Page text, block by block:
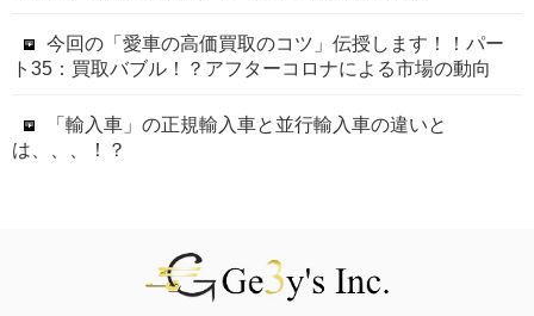
今回の「愛車の高価買取のコツ」伝授します！！パー
ト35：買取バブル！？アフターコロナによる市場の動向
「輸入車」の正規輸入車と並行輸入車の違いと
は、、、！？